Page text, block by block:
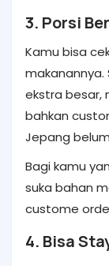
3. Porsi
Kamu bisa
ekstra besar,
bahkan
Jepang
Bagi kamu
suka bahan
custome
4. Bisa